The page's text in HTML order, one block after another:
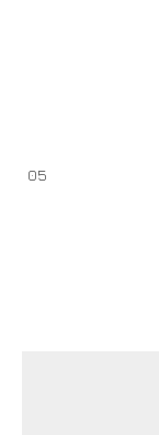
05